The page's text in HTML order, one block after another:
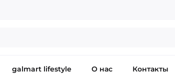
galmart lifestyle О нас Контакты